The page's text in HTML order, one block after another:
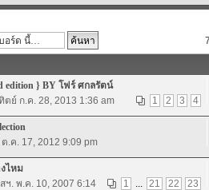
edition } BY โฟร์ ศกลรัตน์
1
2 3 4
ตย์ ก.ค. 28, 2013 1:36 am
.ค. 17, 2012 9:09 pm
ไหม
1
... 21 22 23
ฯ. พ.ค. 10, 2007 6:14